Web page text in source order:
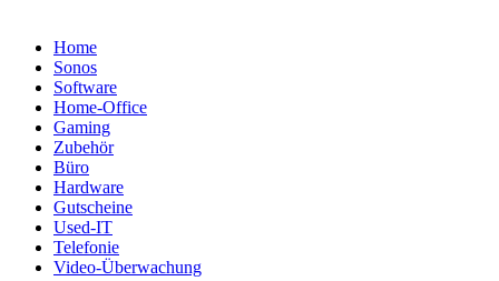
Home
Sonos
Software
Home-Office
Gaming
Zubehör
Büro
Hardware
Gutscheine
Used-IT
Telefonie
Video-Überwachung